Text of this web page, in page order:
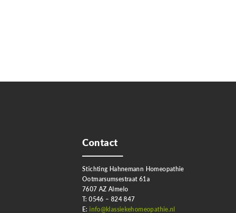
Contact
Stichting Hahnemann Homeopathie
Ootmarsumsestraat 61a
7607 AZ Almelo
T: 0546 – 824 847
E:info@klassiekehomeopathie.nl